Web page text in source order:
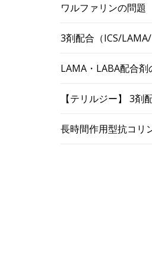
ワルファリンの問題
3剤配合（ICS/
LAMA・LABA配合剤
【テリルジー】 3剤
長時間作用型抗コリ